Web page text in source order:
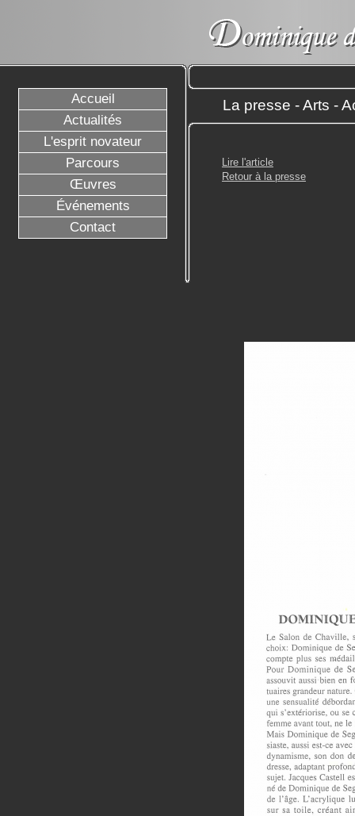
La presse - Arts -
Accueil
Actualités
L'esprit novateur
Parcours
Œuvres
Événements
Contact
Lire l'article
Retour à la presse